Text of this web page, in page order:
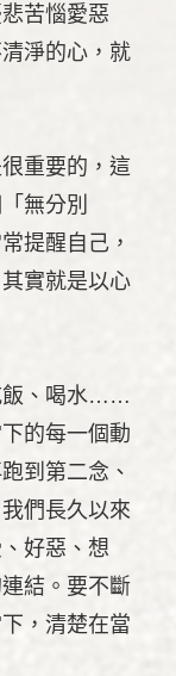
苦惱愛惡
淨的心，就
重要的，這
無分別
提醒自己，
實就是以心
飯、喝水……
的每一個動
到第二念、
們長久以來
好惡、想
結。要不斷
，清楚在當